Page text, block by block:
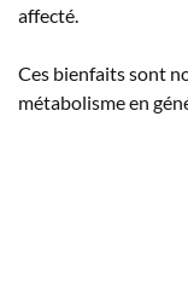
affecté.
Ces bienfaits sont
métabolisme en